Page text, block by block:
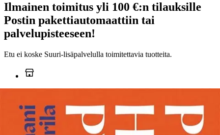
Ilmainen toimitus yli 100 €:n tilauksille
Postin pakettiautomaattiin tai
palvelupisteeseen!
Etu ei koske Suuri‑lisäpalvelulla toimitettavia tuotteita.